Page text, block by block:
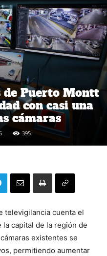
de Puerto Montt
con casi una
cámaras
395
televigilancia cuenta el
capital de la región de
existentes se
permitiendo aumentar